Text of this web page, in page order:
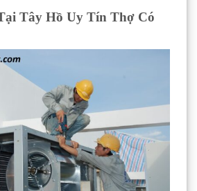
Tây Hồ Uy Tín Thợ Có